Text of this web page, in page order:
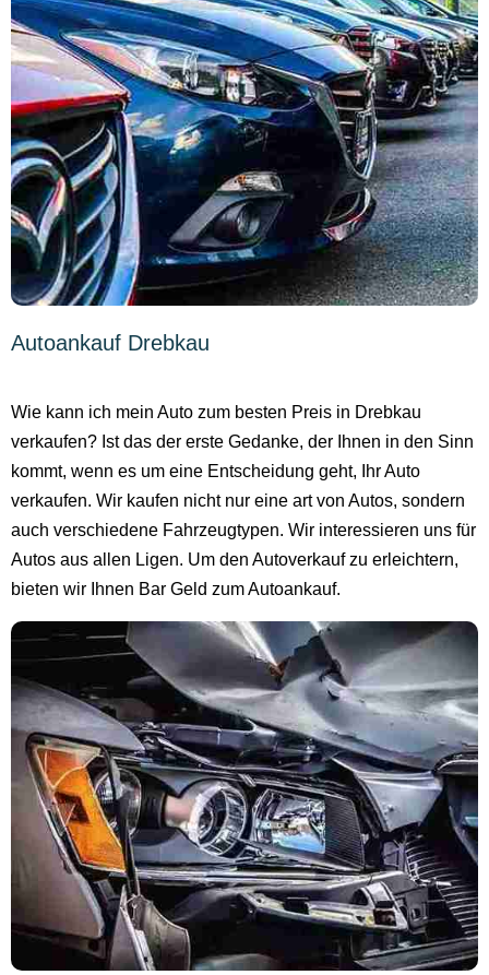
Autoankauf Drebkau
Wie kann ich mein Auto zum besten Preis in Drebkau
verkaufen? Ist das der erste Gedanke, der Ihnen in den Sinn
kommt, wenn es um eine Entscheidung geht, Ihr Auto
verkaufen. Wir kaufen nicht nur eine art von Autos, sondern
auch verschiedene Fahrzeugtypen. Wir interessieren uns für
Autos aus allen Ligen. Um den Autoverkauf zu erleichtern,
bieten wir Ihnen Bar Geld zum Autoankauf.